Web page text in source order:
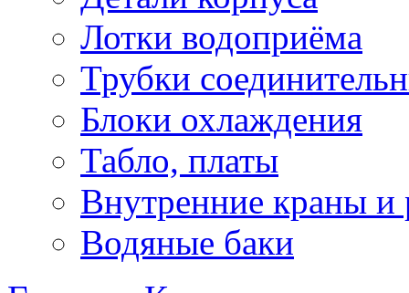
Лотки водоприёма
Трубки
Блоки охлаждения
Табло, платы
Внутренние краны
Водяные баки